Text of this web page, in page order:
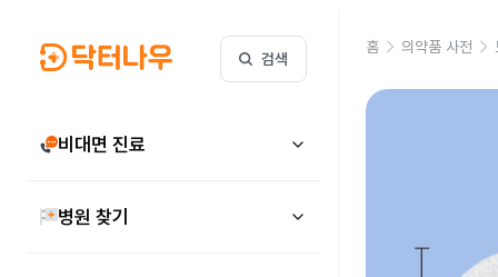
검색
비대면 진료
병원 찾기
홈 의약품 사전